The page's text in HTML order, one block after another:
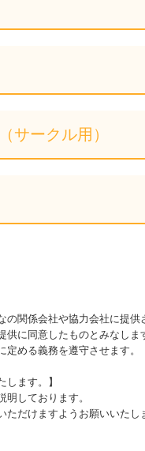
サークル用）
の関係会社や協力会社に提供
に同意したものとみなしま
める義務を遵守させます。
します。】
しております。
ただけますようお願いいたし